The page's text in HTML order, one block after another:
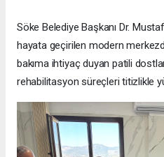
Söke Belediye Başkanı Dr.
hayata geçirilen modern
bakıma ihtiyaç duyan patili
rehabilitasyon süreçleri titizlikle